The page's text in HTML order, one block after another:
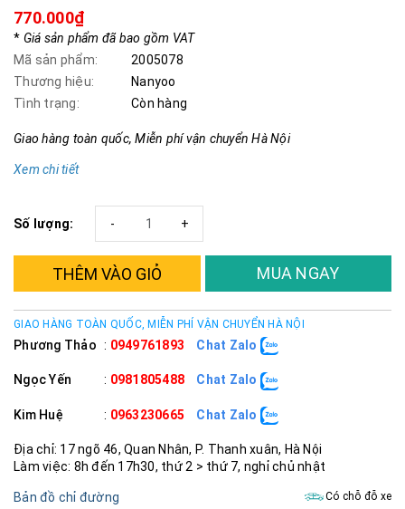
770.000₫
* Giá sản phẩm đã bao gồm VAT
Mã sản phẩm:
2005078
Thương hiệu:
Nanyoo
Tình trạng:
Còn hàng
Giao hàng toàn quốc, Miễn phí vận chuyển Hà Nội
Xem chi tiết
Số lượng: +
-
THÊM VÀO GIỎ MUA NGAY
GIAO HÀNG TOÀN QUỐC, MIỄN PHÍ VẬN CHUYỂN HÀ NỘI
Phương Thảo : 0949761893 Chat Zalo
Ngọc Yến : 0981805488 Chat Zalo
Kim Huệ : 0963230665 Chat Zalo
Địa chỉ: 17 ngõ 46, Quan Nhân, P. Thanh xuân, Hà Nội
Làm việc: 8h đến 17h30, thứ 2 > thứ 7, nghỉ chủ nhật
Bản đồ chỉ đường Có chỗ đỗ xe